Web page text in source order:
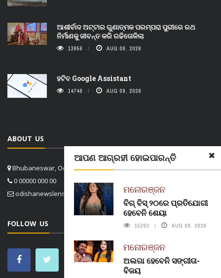
ଆପଣ ଆଗ୍ରହୀ ହୋଇପାରନ୍ତି
ମନୋରଞ୍ଜନ
ବିଗ୍ ବିସ୍ ୨୦ରେ ପ୍ରତିଯୋଗୀ
ହେବେନି ଶେୟା
15293 AUG 09, 2026
ମନୋରଞ୍ଜନ
ଅଲଗା ହେବେନି ସଙ୍ଗୀତା-
ବିଜୟ
ଆଶୀର୍ବାଦ ଅଟ୍ଟାର ଗୁଣାତ୍ମକ ପରମ୍ପରା ପୁରୀରେ ରଥ
ନିର୍ମାଣକୁ ଜୀବନ୍ତ କରି ଗଢିତୋଳିଲା
13956 AUG 09, 2026
ହଟିବ Google Assistant
14749 AUG 09, 2026
ABOUT US
Bhubaneswar, Odisha, India
0 00000 000 00
odishanewslens@gmail.com
FOLLOW US